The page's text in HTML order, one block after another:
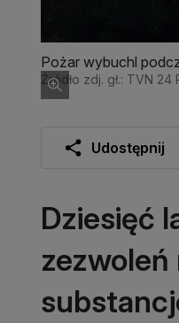
Pożar wybuchl
Źródło zdj. gł.: TVN
Udostępnij
Dziesięć
zezwoleń